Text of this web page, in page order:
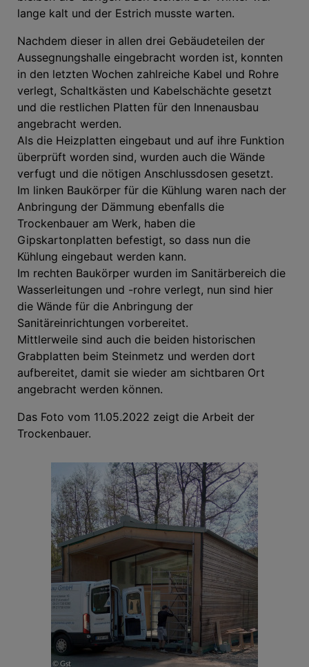
lange kalt und der Estrich musste warten.
Nachdem dieser in allen drei Gebäudeteilen der
Aussegnungshalle eingebracht worden ist, konnten
in den letzten Wochen zahlreiche Kabel und Rohre
verlegt, Schaltkästen und Kabelschächte gesetzt
und die restlichen Platten für den Innenausbau
angebracht werden.
Als die Heizplatten eingebaut und auf ihre Funktion
überprüft worden sind, wurden auch die Wände
verfugt und die nötigen Anschlussdosen gesetzt.
Im linken Baukörper für die Kühlung waren nach der
Anbringung der Dämmung ebenfalls die
Trockenbauer am Werk, haben die
Gipskartonplatten befestigt, so dass nun die
Kühlung eingebaut werden kann.
Im rechten Baukörper wurden im Sanitärbereich die
Wasserleitungen und -rohre verlegt, nun sind hier
die Wände für die Anbringung der
Sanitäreinrichtungen vorbereitet.
Mittlerweile sind auch die beiden historischen
Grabplatten beim Steinmetz und werden dort
aufbereitet, damit sie wieder am sichtbaren Ort
angebracht werden können.
Das Foto vom 11.05.2022 zeigt die Arbeit der
Trockenbauer.